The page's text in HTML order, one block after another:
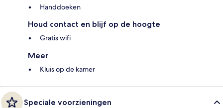
Handdoeken
Houd contact en blijf op de hoogte
Gratis wifi
Meer
Kluis op de kamer
Speciale voorzieningen